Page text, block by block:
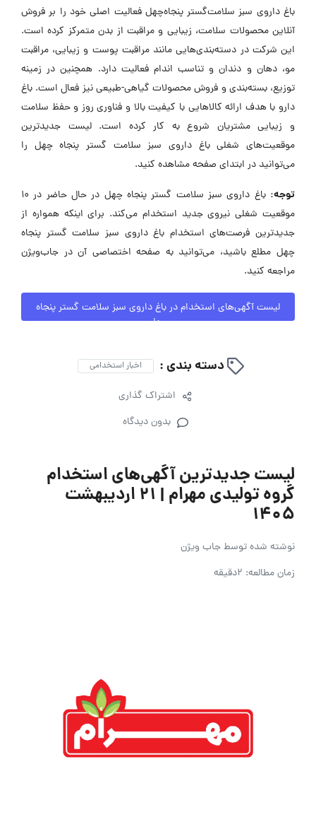
باغ داروی سبز سلامت‌گستر پنجاه‌چهل فعالیت اصلی خود را بر فروش
آنلاین محصولات سلامت، زیبایی و مراقبت از بدن متمرکز کرده است.
این شرکت در دسته‌بندی‌هایی مانند مراقبت پوست و زیبایی، مراقبت
مو، دهان و دندان و تناسب اندام فعالیت دارد. همچنین در زمینه
توزیع، بسته‌بندی و فروش محصولات گیاهی-طبیعی نیز فعال است. باغ
دارو با هدف ارائه کالاهایی با کیفیت بالا و فناوری روز و حفظ سلامت
و زیبایی مشتریان شروع به کار کرده است. لیست جدیدترین
موقعیت‌های شغلی باغ داروی سبز سلامت گستر پنجاه چهل را
می‌توانید در ابتدای صفحه مشاهده کنید.
توجه:
باغ داروی سبز سلامت گستر پنجاه چهل در حال حاضر در ۱۰
موقعیت شغلی نیروی جدید استخدام می‌کند. برای اینکه همواره از
جدیدترین فرصت‌های استخدام باغ داروی سبز سلامت گستر پنجاه
چهل مطلع باشید، می‌توانید به صفحه اختصاصی آن در جاب‌ویژن
مراجعه کنید.
لیست آگهی‌های استخدام در باغ داروی سبز سلامت گستر پنجاه
چهل
دسته بندی : اخبار استخدامی
اشتراک گذاری
بدون دیدگاه
لیست جدیدترین آگهی‌های استخدام
گروه تولیدی مهرام | ۲۱ اردیبهشت
۱۴۰۵
نوشته شده توسطجاب ویژن
زمان مطالعه: 2دقیقه